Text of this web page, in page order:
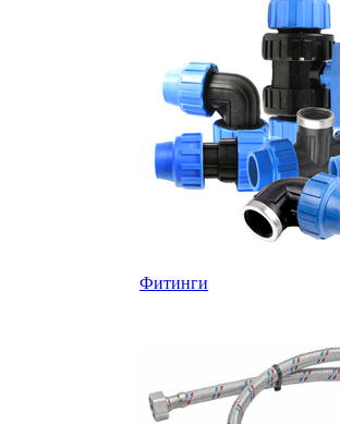
Фитинги